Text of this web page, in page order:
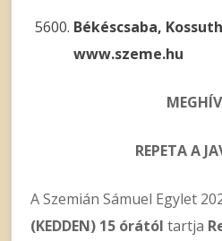
Békéscsaba,
www.szeme.hu
REPETA A
A Szemián Sámuel Egylet
(KEDDEN) 15 órától tartja